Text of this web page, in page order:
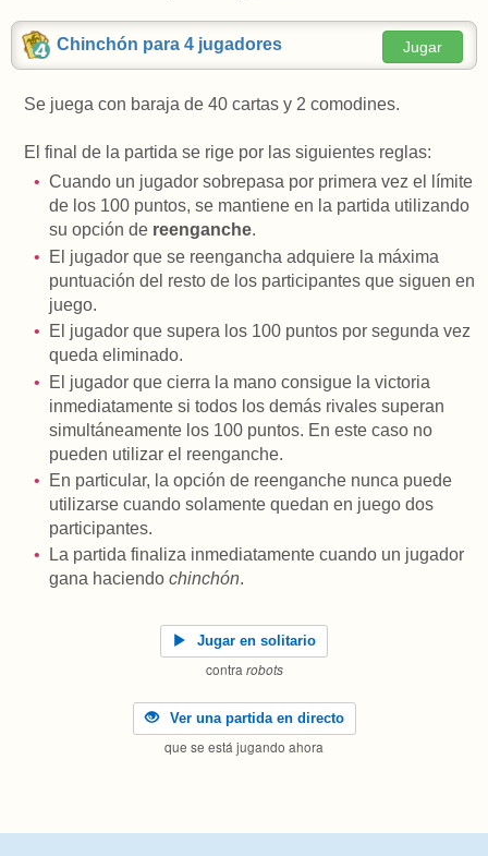
Chinchón para 4 jugadores Jugar
Se juega con baraja de 40 cartas y 2 comodines.
El final de la partida se rige por las siguientes reglas:
Cuando un jugador sobrepasa por primera vez el límite
de los 100 puntos, se mantiene en la partida utilizando
su opción de reenganche.
El jugador que se reengancha adquiere la máxima
puntuación del resto de los participantes que siguen en
juego.
El jugador que supera los 100 puntos por segunda vez
queda eliminado.
El jugador que cierra la mano consigue la victoria
inmediatamente si todos los demás rivales superan
simultáneamente los 100 puntos. En este caso no
pueden utilizar el reenganche.
En particular, la opción de reenganche nunca puede
utilizarse cuando solamente quedan en juego dos
participantes.
La partida finaliza inmediatamente cuando un jugador
gana haciendo chinchón.
Jugar en solitario
contra robots
Ver una partida en directo
que se está jugando ahora